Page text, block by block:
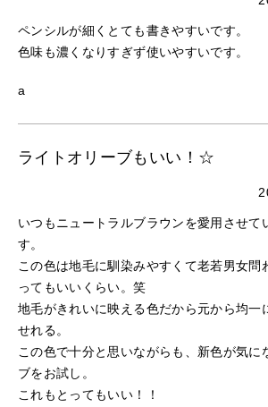
ペンシルが細くとても書きやすいです。
色味も濃くなりすぎず使いやすいです。
a
ライトオリーブもいい！☆
いつもニュートラルブラウンを愛用させて
す。
この色は地毛に馴染みやすくて老若男女問
ってもいいくらい。笑
地毛がきれいに映える色だから元から均一
せれる。
この色で十分と思いながらも、新色が気に
ブをお試し。
これもとってもいい！！